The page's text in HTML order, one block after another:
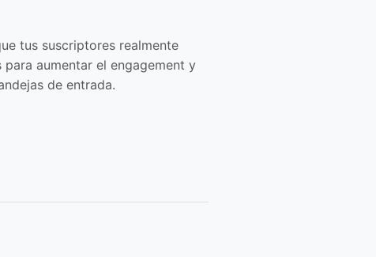
tus suscriptores realmente
aumentar el engagement y
de entrada.